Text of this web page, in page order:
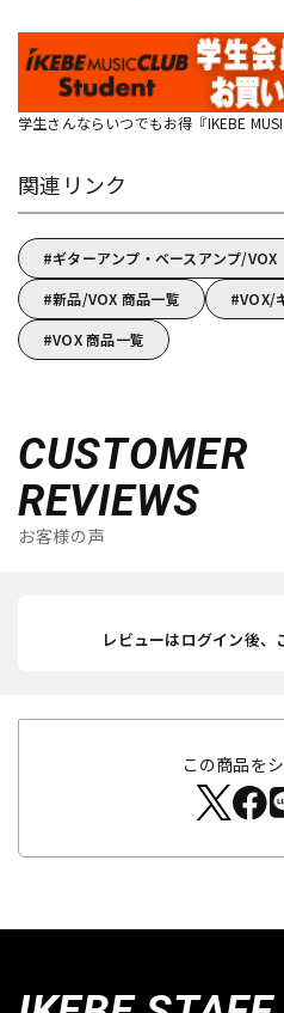
学生さんならいつでもお得『IKEBE
関連リンク
ギターアンプ・ベースアンプ/
新品/VOX 商品一覧
VOX/
VOX 商品一覧
CUSTOMER
REVIEWS
お客様の声
レビューはログイン後、
この商品を